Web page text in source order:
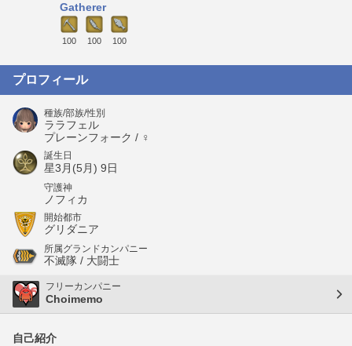
Gatherer
100 100 100
プロフィール
種族/部族/性別
ララフェル
プレーンフォーク / ♀
誕生日
星3月(5月) 9日
守護神
ノフィカ
開始都市
グリダニア
所属グランドカンパニー
不滅隊 / 大闘士
フリーカンパニー
Choimemo
自己紹介